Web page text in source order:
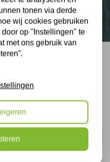
tonen via derde
wij cookies gebruiken
op "Instellingen" te
met ons gebruik van